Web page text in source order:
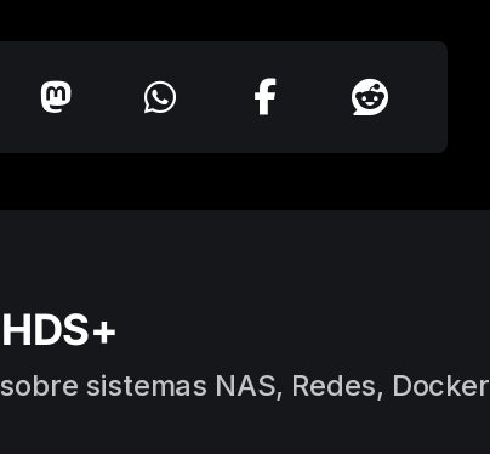
sistemas NAS, Redes, Docker